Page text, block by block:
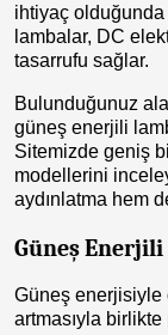
ihtiyaç
lambalar, DC
tasarrufu sağlar.
Bulunduğunuz
güneş enerjili
Sitemizde geniş
modellerini
aydınlatma hem
Güneş
Güneş enerjisiyle
artmasıyla